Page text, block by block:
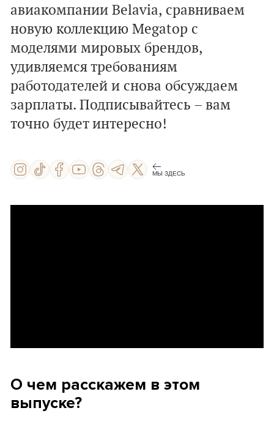
авиакомпании Belavia, сравниваем
новую коллекцию Megatop с
моделями мировых брендов,
удивляемся требованиям
работодателей и снова обсуждаем
зарплаты. Подписывайтесь – вам
точно будет интересно!
МЫ ЗДЕСЬ
О чем расскажем в этом
выпуске?